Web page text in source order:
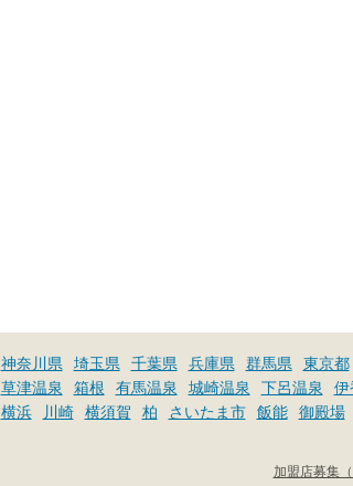
神奈川県 埼玉県 千葉県 兵庫県 群馬県 東京都
草津温泉 箱根 有馬温泉 城崎温泉 下呂温泉 伊
横浜 川崎 横須賀 柏 さいたま市 飯能 御殿場
加盟店募集（